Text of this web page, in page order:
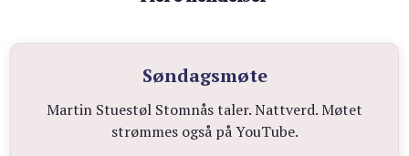
Søndagsmøte
Martin Stuestøl Stomnås taler. Nattverd. Møtet
strømmes også på YouTube.